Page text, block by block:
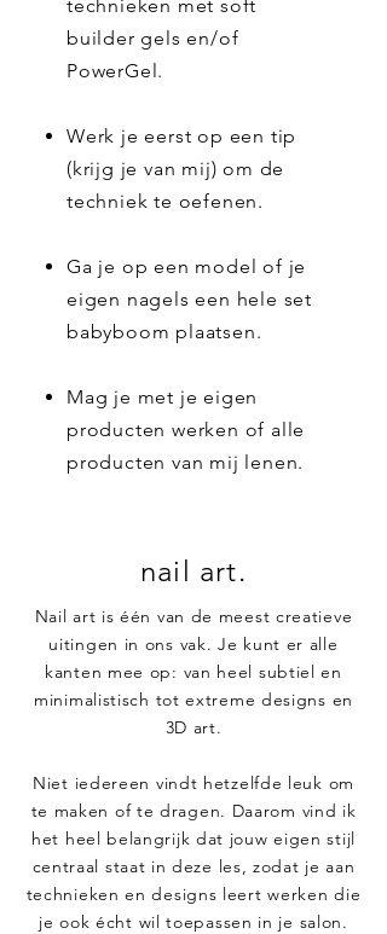
technieken met soft
builder gels en/of
PowerGel.
Werk je eerst op een tip
(krijg je van mij) om de
techniek te oefenen.
Ga je op een model of je
eigen nagels een hele set
babyboom plaatsen.
Mag je met je eigen
producten werken of alle
producten van mij lenen.
nail art.
Nail art is één van de meest creatieve
uitingen in ons vak. Je kunt er alle
kanten mee op: van heel subtiel en
minimalistisch tot extreme designs en
3D art.
Niet iedereen vindt hetzelfde leuk om
te maken of te dragen. Daarom vind ik
het heel belangrijk dat jouw eigen stijl
centraal staat in deze les, zodat je aan
technieken en designs leert werken die
je ook écht wil toepassen in je salon.